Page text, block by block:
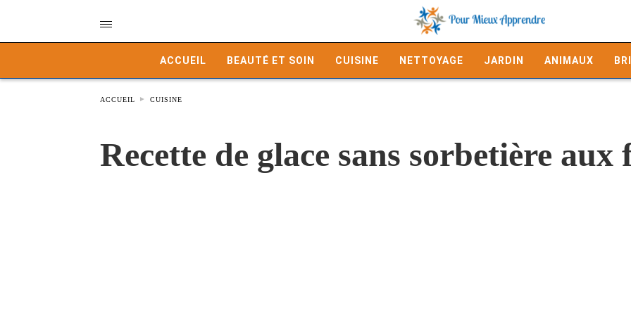
ACCUEIL BEAUTÉ ET SOIN CUISINE NETTOYAGE JARDIN ANIMAUX
ACCUEIL CUISINE
Recette de glace sans sorbetière aux